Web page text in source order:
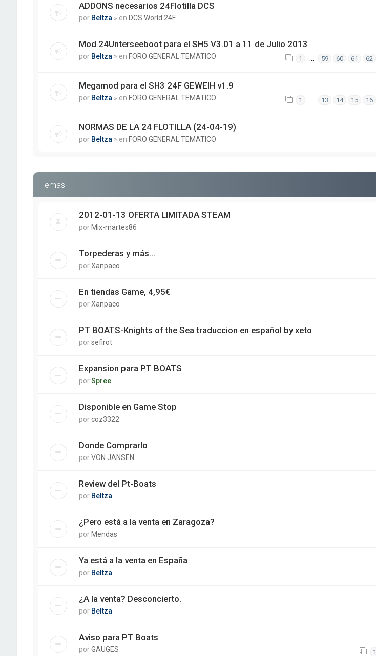
ADDONS necesarios 24Flotilla DCS
por Beltza » en DCS World 24F
Mod 24Unterseeboot para el SH5 V3.01 a 11 de Julio 2013
por Beltza » en FORO GENERAL TEMATICO 1 … 59 60 61 62
Megamod para el SH3 24F GEWEIH v1.9
por Beltza » en FORO GENERAL TEMATICO 1 … 13 14 15 16
NORMAS DE LA 24 FLOTILLA (24-04-19)
por Beltza » en FORO GENERAL TEMATICO
Temas
2012-01-13 OFERTA LIMITADA STEAM
por Mix-martes86
Torpederas y más...
porXanpaco
En tiendas Game, 4,95€
porXanpaco
PT BOATS-Knights of the Sea traduccion en español by xeto
porsefirot
Expansion para PT BOATS
porSpree
Disponible en Game Stop
porcoz3322
Donde Comprarlo
porVON JANSEN
Review del Pt-Boats
por Beltza
¿Pero está a la venta en Zaragoza?
por Mendas
Ya está a la venta en España
por Beltza
¿A la venta? Desconcierto.
por Beltza
Aviso para PT Boats
porGAUGES 1